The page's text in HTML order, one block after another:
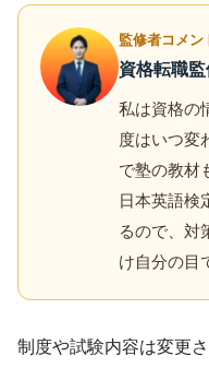
監修者コメン
資格転職
私は資格の
度はいつ変
で塾の教材
日本英語検
るので、対
け自分の目
制度や試験内容は変更